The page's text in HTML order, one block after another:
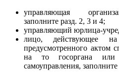
управляющая
заполните разд. 2, 3 и 4;
управляющий юрлица-
лицо, действующее
предусмотренного актом
на то госоргана или
самоуправления,